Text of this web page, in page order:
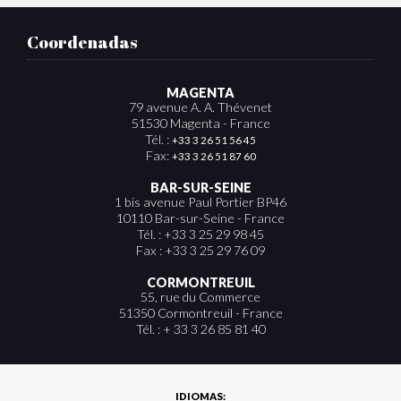
Coordenadas
MAGENTA
79 avenue A. A. Thévenet
51530 Magenta - France
Tél. : +33 3 26 51 56 45
Fax: +33 3 26 51 87 60
BAR-SUR-SEINE
1 bis avenue Paul Portier BP46
10110 Bar-sur-Seine - France
Tél. : +33 3 25 29 98 45
Fax : +33 3 25 29 76 09
CORMONTREUIL
55, rue du Commerce
51350 Cormontreuil - France
Tél. : + 33 3 26 85 81 40
IDIOMAS: